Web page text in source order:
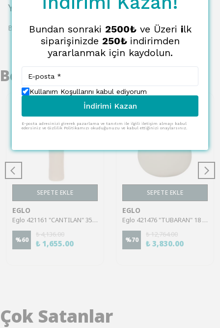
Yorumlar
Bu ürün için henüz yorum yapılmamış.
Benzer Ürünler
SEPETE EKLE
EGLO
Eglo 421161 "CANTILAN" 35 Cm Yüksekliğinde Krem-Beyaz Metal Vazo
%60
₺ 4,136.00
₺ 1,655.00
SEPETE EKLE
EGLO
Eglo 421476 "TUBARAN" 18 Cm Yüksekliğinde Metal Vazo
%70
₺ 12,764.00
₺ 3,830.00
Çok Satanlar
Bundan sonraki 2500₺ve Üzeri ilk
siparişinizde 250₺ indirimden
yararlanmak için kaydolun.
Kullanım Koşullarını kabul ediyorum
İndirimi Kazan
E-posta adresinizi girerek pazarlama ve tanıtım ile ilgili iletişim almayı kabul
edersiniz ve Gizlilik Politikamızı okuduğunuzu ve kabul ettiğinizi onaylarsınız.